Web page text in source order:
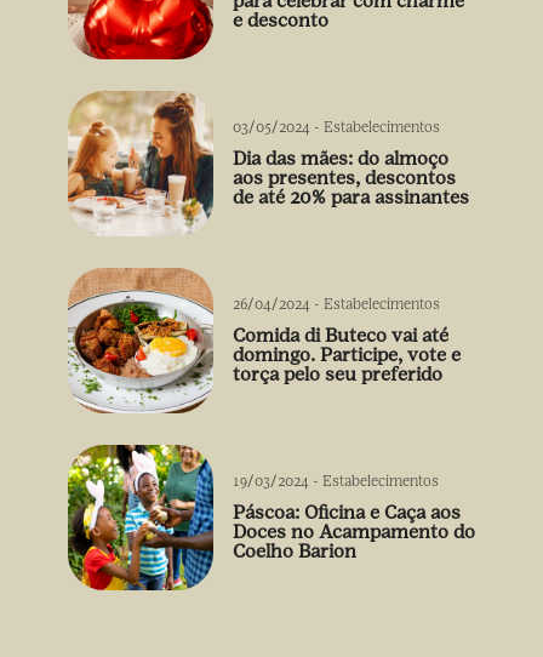
e desconto
03/05/2024 - Estabelecimentos
Dia das mães: do almoço
aos presentes, descontos
de até 20% para assinantes
26/04/2024 - Estabelecimentos
Comida di Buteco vai até
domingo. Participe, vote e
torça pelo seu preferido
19/03/2024 - Estabelecimentos
Páscoa: Oficina e Caça aos
Doces no Acampamento do
Coelho Barion